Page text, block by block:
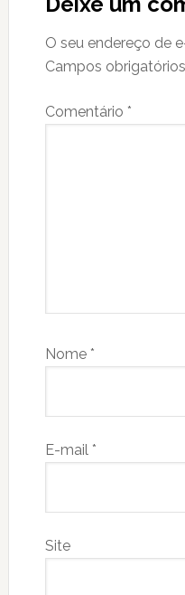
O seu endereço de
Campos
Comentário *
Nome *
E-mail *
Site